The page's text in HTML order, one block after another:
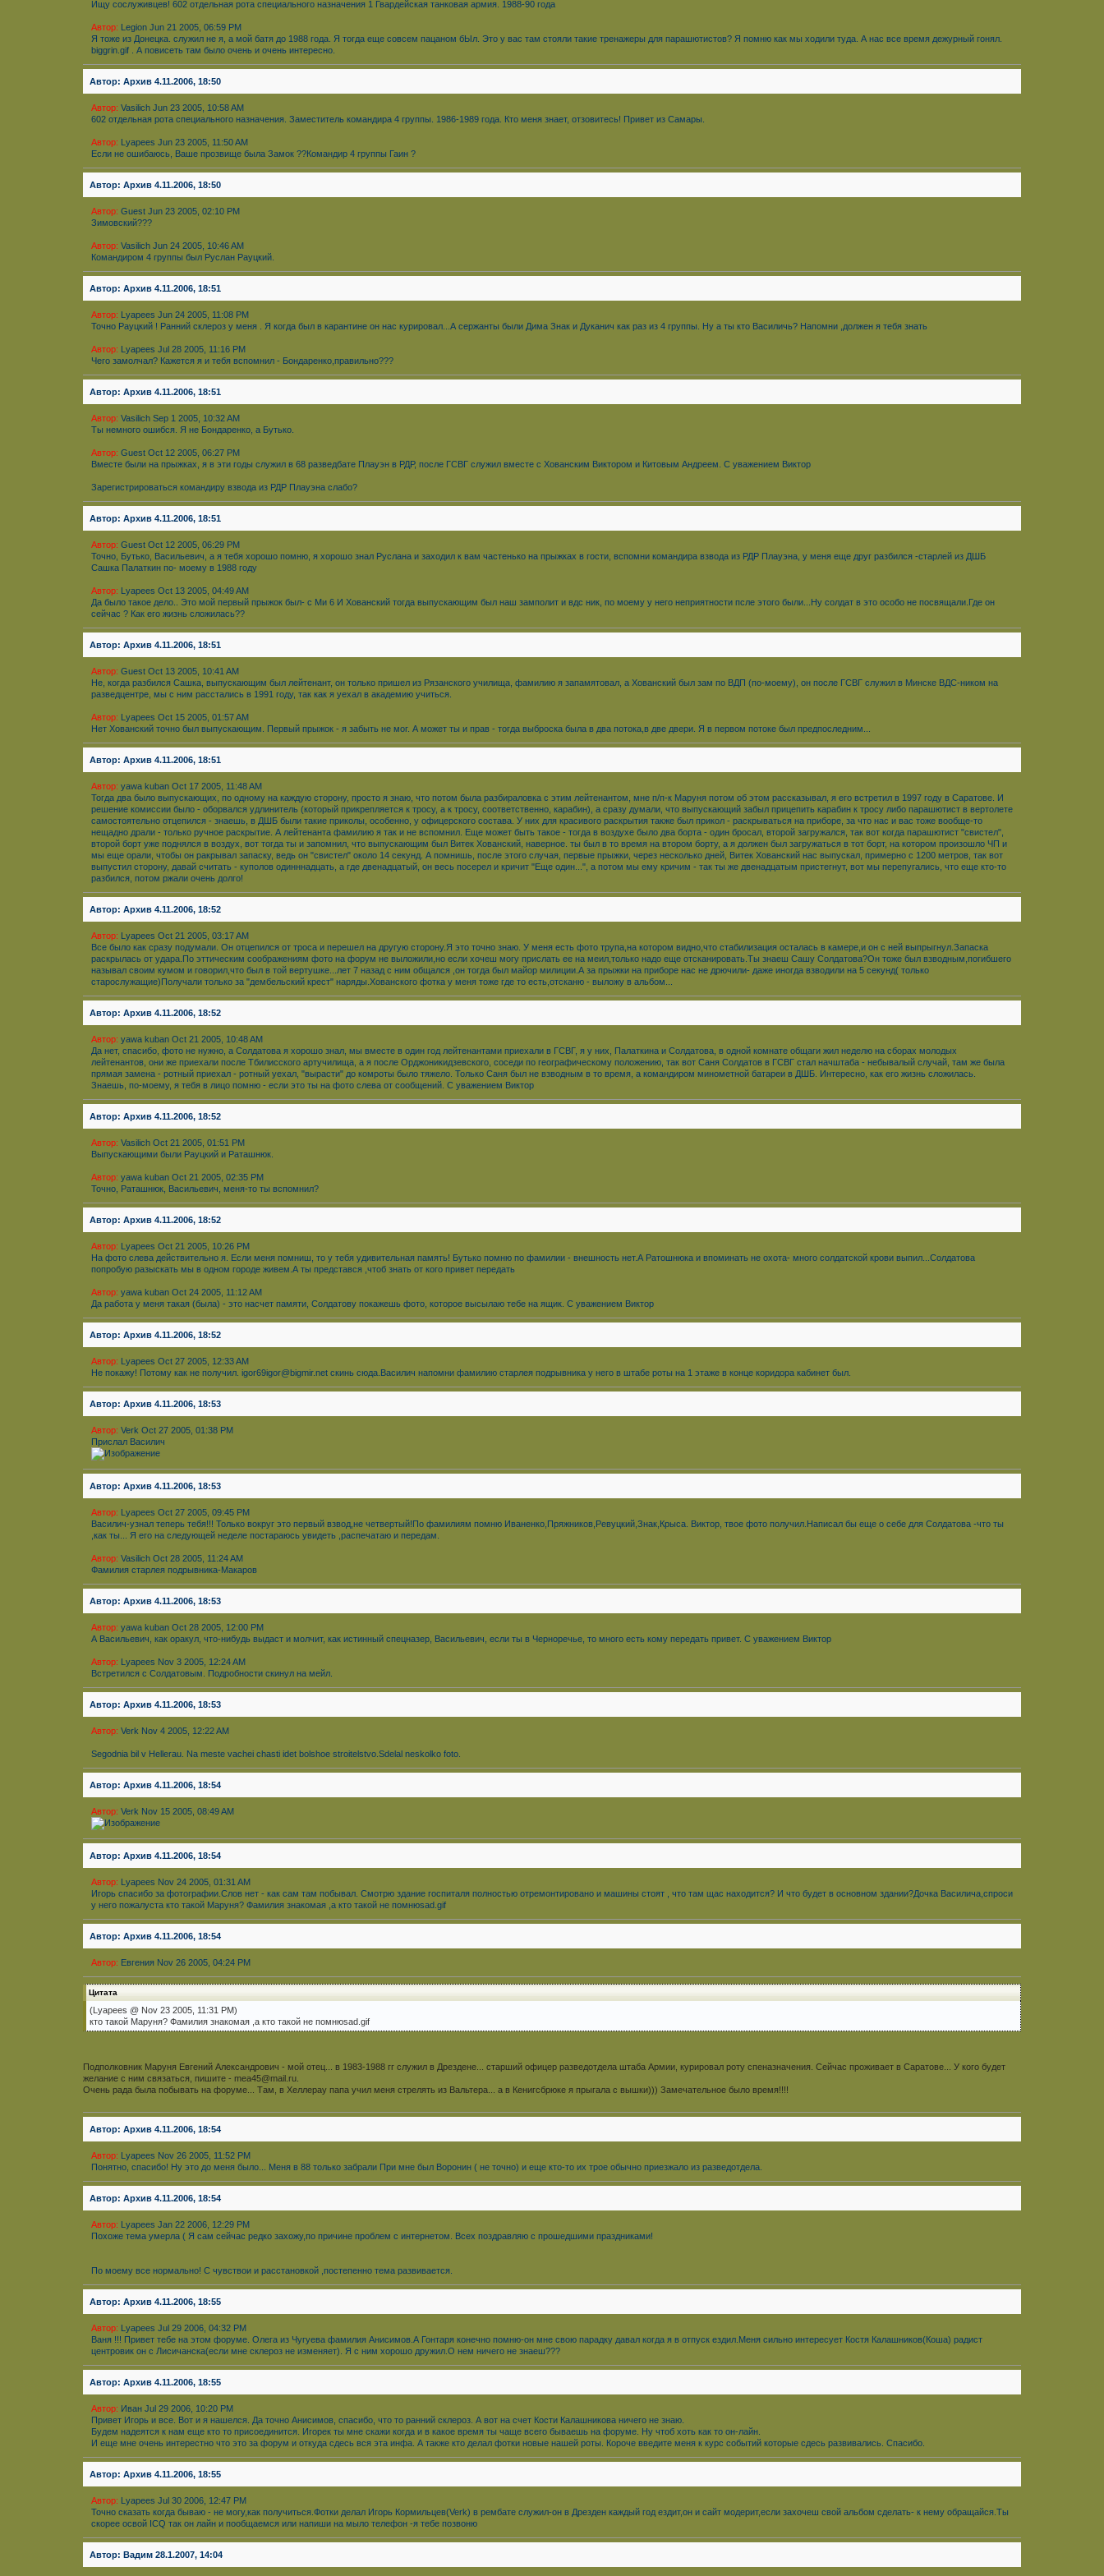
Ищу сослуживцев! 602 отдельная рота специального назначения 1 Гвардейская танковая армия. 1988-90 года
Автор: Legion Jun 21 2005, 06:59 PM
Я тоже из Донецка. служил не я, а мой батя до 1988 года. Я тогда еще совсем пацаном бЫл. Это у вас там стояли такие тренажеры для парашютистов? Я помню как мы ходили туда. А нас все время дежурный гонял.
biggrin.gif . А повисеть там было очень и очень интересно.
Автор: Архив 4.11.2006, 18:50
Автор: Vasilich Jun 23 2005, 10:58 AM
602 отдельная рота специального назначения. Заместитель командира 4 группы. 1986-1989 года. Кто меня знает, отзовитесь! Привет из Самары.
Автор: Lyapees Jun 23 2005, 11:50 AM
Если не ошибаюсь, Ваше прозвище была Замок ??Командир 4 группы Гаин ?
Автор: Архив 4.11.2006, 18:50
Автор: Guest Jun 23 2005, 02:10 PM
Зимовский???
Автор: Vasilich Jun 24 2005, 10:46 AM
Командиром 4 группы был Руслан Рауцкий.
Автор: Архив 4.11.2006, 18:51
Автор: Lyapees Jun 24 2005, 11:08 PM
Точно Рауцкий ! Ранний склероз у меня . Я когда был в карантине он нас курировал...А сержанты были Дима Знак и Дуканич как раз из 4 группы. Ну а ты кто Василичь? Напомни ,должен я тебя знать
Автор: Lyapees Jul 28 2005, 11:16 PM
Чего замолчал? Кажется я и тебя вспомнил - Бондаренко,правильно???
Автор: Архив 4.11.2006, 18:51
Автор: Vasilich Sep 1 2005, 10:32 AM
Ты немного ошибся. Я не Бондаренко, а Бутько.
Автор: Guest Oct 12 2005, 06:27 PM
Вместе были на прыжках, я в эти годы служил в 68 разведбате Плауэн в РДР, после ГСВГ служил вместе с Хованским Виктором и Китовым Андреем. С уважением Виктор
Зарегистрироваться командиру взвода из РДР Плауэна слабо?
Автор: Архив 4.11.2006, 18:51
Автор: Guest Oct 12 2005, 06:29 PM
Точно, Бутько, Васильевич, а я тебя хорошо помню, я хорошо знал Руслана и заходил к вам частенько на прыжках в гости, вспомни командира взвода из РДР Плауэна, у меня еще друг разбился -старлей из ДШБ
Сашка Палаткин по- моему в 1988 году
Автор: Lyapees Oct 13 2005, 04:49 AM
Да было такое дело.. Это мой первый прыжок был- с Ми 6 И Хованский тогда выпускающим был наш замполит и вдс ник, по моему у него неприятности псле этого были...Ну солдат в это особо не посвящали.Где он
сейчас ? Как его жизнь сложилась??
Автор: Архив 4.11.2006, 18:51
Автор: Guest Oct 13 2005, 10:41 AM
Не, когда разбился Сашка, выпускающим был лейтенант, он только пришел из Рязанского училища, фамилию я запамятовал, а Хованский был зам по ВДП (по-моему), он после ГСВГ служил в Минске ВДС-ником на
разведцентре, мы с ним расстались в 1991 году, так как я уехал в академию учиться.
Автор: Lyapees Oct 15 2005, 01:57 AM
Нет Хованский точно был выпускающим. Первый прыжок - я забыть не мог. А может ты и прав - тогда выброска была в два потока,в две двери. Я в первом потоке был предпоследним...
Автор: Архив 4.11.2006, 18:51
Автор: yawa kuban Oct 17 2005, 11:48 AM
Тогда два было выпускающих, по одному на каждую сторону, просто я знаю, что потом была разбираловка с этим лейтенантом, мне п/п-к Маруня потом об этом рассказывал, я его встретил в 1997 году в Саратове. И
решение комиссии было - оборвался удлинитель (который прикрепляется к тросу, а к тросу, соответственно, карабин), а сразу думали, что выпускающий забыл прицепить карабин к тросу либо парашютист в вертолете
самостоятельно отцепился - знаешь, в ДШБ были такие приколы, особенно, у офицерского состава. У них для красивого раскрытия также был прикол - раскрываться на приборе, за что нас и вас тоже вообще-то
нещадно драли - только ручное раскрытие. А лейтенанта фамилию я так и не вспомнил. Еще может быть такое - тогда в воздухе было два борта - один бросал, второй загружался, так вот когда парашютист "свистел",
второй борт уже поднялся в воздух, вот тогда ты и запомнил, что выпускающим был Витек Хованский, наверное. ты был в то время на втором борту, а я должен был загружаться в тот борт, на котором произошло ЧП и
мы еще орали, чтобы он ракрывал запаску, ведь он "свистел" около 14 секунд. А помнишь, после этого случая, первые прыжки, через несколько дней, Витек Хованский нас выпускал, примерно с 1200 метров, так вот
выпустил сторону, давай считать - куполов одинннадцать, а где двенадцатый, он весь посерел и кричит "Еще один...", а потом мы ему кричим - так ты же двенадцатым пристегнут, вот мы перепугались, что еще кто-то
разбился, потом ржали очень долго!
Автор: Архив 4.11.2006, 18:52
Автор: Lyapees Oct 21 2005, 03:17 AM
Все было как сразу подумали. Он отцепился от троса и перешел на другую сторону.Я это точно знаю. У меня есть фото трупа,на котором видно,что стабилизация осталась в камере,и он с ней выпрыгнул.Запаска
раскрылась от удара.По эттическим соображениям фото на форум не выложили,но если хочеш могу прислать ее на меил,только надо еще отсканировать.Ты знаеш Сашу Солдатова?Он тоже был взводным,погибшего
называл своим кумом и говорил,что был в той вертушке...лет 7 назад с ним общался ,он тогда был майор милиции.А за прыжки на приборе нас не дрючили- даже иногда взводили на 5 секунд( только
старослужащие)Получали только за "дембельский крест" наряды.Хованского фотка у меня тоже где то есть,отсканю - выложу в альбом...
Автор: Архив 4.11.2006, 18:52
Автор: yawa kuban Oct 21 2005, 10:48 AM
Да нет, спасибо, фото не нужно, а Солдатова я хорошо знал, мы вместе в один год лейтенантами приехали в ГСВГ, я у них, Палаткина и Солдатова, в одной комнате общаги жил неделю на сборах молодых
лейтенантов, они же приехали после Тбилисского артучилища, а я после Орджоникидзевского, соседи по географическому положению, так вот Саня Солдатов в ГСВГ стал начштаба - небывалый случай, там же была
прямая замена - ротный приехал - ротный уехал, "вырасти" до комроты было тяжело. Только Саня был не взводным в то время, а командиром минометной батареи в ДШБ. Интересно, как его жизнь сложилась.
Знаешь, по-моему, я тебя в лицо помню - если это ты на фото слева от сообщений. С уважением Виктор
Автор: Архив 4.11.2006, 18:52
Автор: Vasilich Oct 21 2005, 01:51 PM
Выпускающими были Рауцкий и Раташнюк.
Автор: yawa kuban Oct 21 2005, 02:35 PM
Точно, Раташнюк, Васильевич, меня-то ты вспомнил?
Автор: Архив 4.11.2006, 18:52
Автор: Lyapees Oct 21 2005, 10:26 PM
На фото слева действительно я. Если меня помниш, то у тебя удивительная память! Бутько помню по фамилии - внешность нет.А Ратошнюка и впоминать не охота- много солдатской крови выпил...Солдатова
попробую разыскать мы в одном городе живем.А ты представся ,чтоб знать от кого привет передать
Автор: yawa kuban Oct 24 2005, 11:12 AM
Да работа у меня такая (была) - это насчет памяти, Солдатову покажешь фото, которое высылаю тебе на ящик. С уважением Виктор
Автор: Архив 4.11.2006, 18:52
Автор: Lyapees Oct 27 2005, 12:33 AM
Не покажу! Потому как не получил. igor69igor@bigmir.net скинь сюда.Василич напомни фамилию старлея подрывника у него в штабе роты на 1 этаже в конце коридора кабинет был.
Автор: Архив 4.11.2006, 18:53
Автор: Verk Oct 27 2005, 01:38 PM
Прислал Василич
Автор: Архив 4.11.2006, 18:53
Автор: Lyapees Oct 27 2005, 09:45 PM
Василич-узнал теперь тебя!!! Только вокруг это первый взвод,не четвертый!По фамилиям помню Иваненко,Пряжников,Ревуцкий,Знак,Крыса. Виктор, твое фото получил.Написал бы еще о себе для Солдатова -что ты
,как ты... Я его на следующей неделе постараюсь увидеть ,распечатаю и передам.
Автор: Vasilich Oct 28 2005, 11:24 AM
Фамилия старлея подрывника-Макаров
Автор: Архив 4.11.2006, 18:53
Автор: yawa kuban Oct 28 2005, 12:00 PM
А Васильевич, как оракул, что-нибудь выдаст и молчит, как истинный спецназер, Васильевич, если ты в Черноречье, то много есть кому передать привет. С уважением Виктор
Автор: Lyapees Nov 3 2005, 12:24 AM
Встретился с Солдатовым. Подробности скинул на мейл.
Автор: Архив 4.11.2006, 18:53
Автор: Verk Nov 4 2005, 12:22 AM
Segodnia bil v Hellerau. Na meste vachei chasti idet bolshoe stroitelstvo.Sdelal neskolko foto.
Автор: Архив 4.11.2006, 18:54
Автор: Verk Nov 15 2005, 08:49 AM
Автор: Архив 4.11.2006, 18:54
Автор: Lyapees Nov 24 2005, 01:31 AM
Игорь спасибо за фотографии.Слов нет - как сам там побывал. Смотрю здание госпиталя полностью отремонтировано и машины стоят , что там щас находится? И что будет в основном здании?Дочка Василича,спроси
у него пожалуста кто такой Маруня? Фамилия знакомая ,а кто такой не помнюsad.gif
Автор: Архив 4.11.2006, 18:54
Автор: Евгения Nov 26 2005, 04:24 PM
Цитата
(Lyapees @ Nov 23 2005, 11:31 PM)
кто такой Маруня? Фамилия знакомая ,а кто такой не помнюsad.gif
Подполковник Маруня Евгений Александрович - мой отец... в 1983-1988 гг служил в Дрездене... старший офицер разведотдела штаба Армии, курировал роту спеназначения. Сейчас проживает в Саратове... У кого будет
желание с ним связаться, пишите - mea45@mail.ru.
Очень рада была побывать на форуме... Там, в Хеллерау папа учил меня стрелять из Вальтера... а в Кенигсбрюке я прыгала с вышки))) Замечательное было время!!!!
Автор: Архив 4.11.2006, 18:54
Автор: Lyapees Nov 26 2005, 11:52 PM
Понятно, спасибо! Ну это до меня было... Меня в 88 только забрали При мне был Воронин ( не точно) и еще кто-то их трое обычно приезжало из разведотдела.
Автор: Архив 4.11.2006, 18:54
Автор: Lyapees Jan 22 2006, 12:29 PM
Похоже тема умерла ( Я сам сейчас редко захожу,по причине проблем с интернетом. Всех поздравляю с прошедшими праздниками!
По моему все нормально! С чувствои и расстановкой ,постепенно тема развивается.
Автор: Архив 4.11.2006, 18:55
Автор: Lyapees Jul 29 2006, 04:32 PM
Ваня !!! Привет тебе на этом форуме. Oлега из Чугуева фамилия Анисимов.А Гонтаря конечно помню-oн мне свою парадку давал когда я в отпуск ездил.Mеня сильно интересует Костя Калашников(Коша) радист
центровик он с Лисичанска(если мне склероз не изменяет). Я с ним хорошо дружил.O нем ничего не знаеш???
Автор: Архив 4.11.2006, 18:55
Автор: Иван Jul 29 2006, 10:20 PM
Привет Игорь и все. Вот и я нашелся. Да точно Анисимов, спасибо, что то ранний склероз. А вот на счет Кости Калашникова ничего не знаю.
Будем надеятся к нам еще кто то присоединится. Игорек ты мне скажи когда и в какое время ты чаще всего бываешь на форуме. Ну чтоб хоть как то он-лайн.
И еще мне очень интерестно что это за форум и откуда сдесь вся эта инфа. А также кто делал фотки новые нашей роты. Короче введите меня к курс событий которые сдесь развивались. Спасибо.
Автор: Архив 4.11.2006, 18:55
Автор: Lyapees Jul 30 2006, 12:47 PM
Точно сказать когда бываю - не могу,как получиться.Фотки делал Игорь Кормильцев(Verk) в рембате служил-он в Дрезден каждый год ездит,он и сайт модерит,если захочеш свой альбом сделать- к нему обращайся.Ты
скорее освой ICQ так он лайн и пообщаемся или напиши на мыло телефон -я тебе позвоню
Автор: Вадим 28.1.2007, 14:04